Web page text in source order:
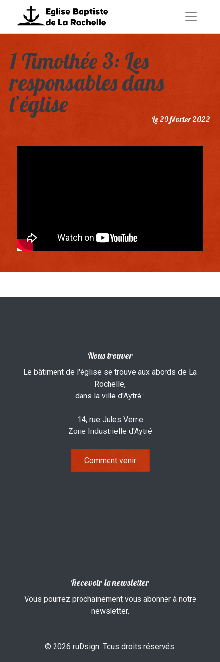
1 Timothée 3: Les
responsables dans
l’église
Le 20 février 2022
Nous trouver
Le bâtiment de l'église se trouve aux abords de La
Rochelle,
dans la ville d'Aytré :
14, rue Jules Verne
Zone Industrielle d'Aytré
Comment venir
Recevoir la newsletter
Vous pourrez prochainement vous abonner à notre
newsletter.
© 2026 ruDsign. Tous droits réservés.